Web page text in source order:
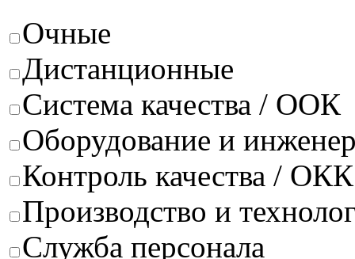
Очные
Дистанционные
Система качества / ООК
Оборудование и
Контроль качества / ОКК
Производство и
Служба персонала